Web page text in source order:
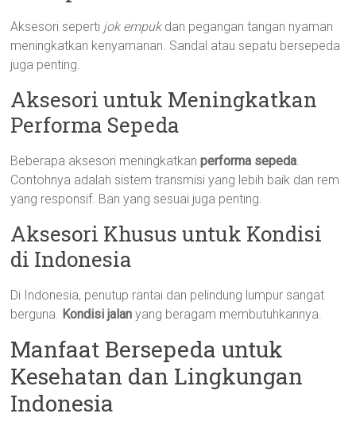
Aksesori seperti jok empukdan pegangan tangan nyaman
meningkatkan kenyamanan. Sandal atau sepatu bersepeda
juga penting.
Aksesori untuk Meningkatkan
Performa Sepeda
Beberapa aksesori meningkatkanperforma sepeda.
Contohnya adalah sistem transmisi yang lebih baik dan rem
yang responsif. Ban yang sesuai juga penting.
Aksesori Khusus untuk Kondisi
di Indonesia
Di Indonesia, penutup rantai dan pelindung lumpur sangat
berguna. Kondisi jalan yang beragam membutuhkannya.
Manfaat Bersepeda untuk
Kesehatan dan Lingkungan
Indonesia